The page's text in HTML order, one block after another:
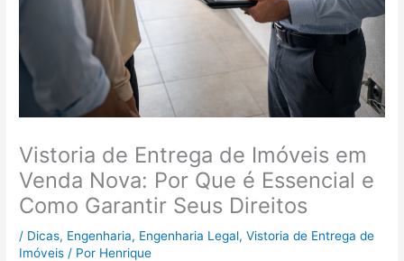
Vistoria de Entrega de Imóveis em
Venda Nova: Por Que é Essencial e
Como Garantir Seus Direitos
/ Dicas, Engenharia, Engenharia Legal,Vistoria de Entrega de
Imóveis / Por Henrique